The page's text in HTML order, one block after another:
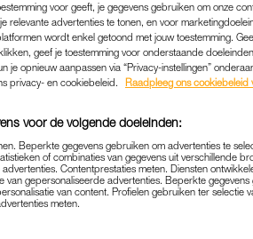
EN FABELS
|GOED OM TE WETEN
| MICHELLE VAN DER MOLEN
Het wordt niet alleen gebruikt
voor geeft, je gegevens gebruiken om onze
relevante advertenties te tonen, en voor
wordt enkel getoond met jouw toestemming.
geef je toestemming voor onderstaande
je opnieuw aanpassen via “Privacy-instellingen”
privacy- en cookiebeleid.
Raadpleeg ons cookiebeleid
voor de volgende doeleinden:
Beperkte gegevens gebruiken om advertenties te
of combinaties van gegevens uit verschillende
Contentprestaties meten. Diensten
van gepersonaliseerde advertenties. Beperkte
van content. Profielen gebruiken ter selectie
meten.